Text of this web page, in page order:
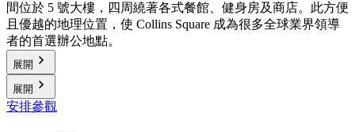
間位於 5 號大樓，四周繞著各式餐館、健身房及商店。此方便
且優越的地理位置，使 Collins Square 成為很多全球業界領導
者的首選辦公地點。
展開
展開
安排參觀